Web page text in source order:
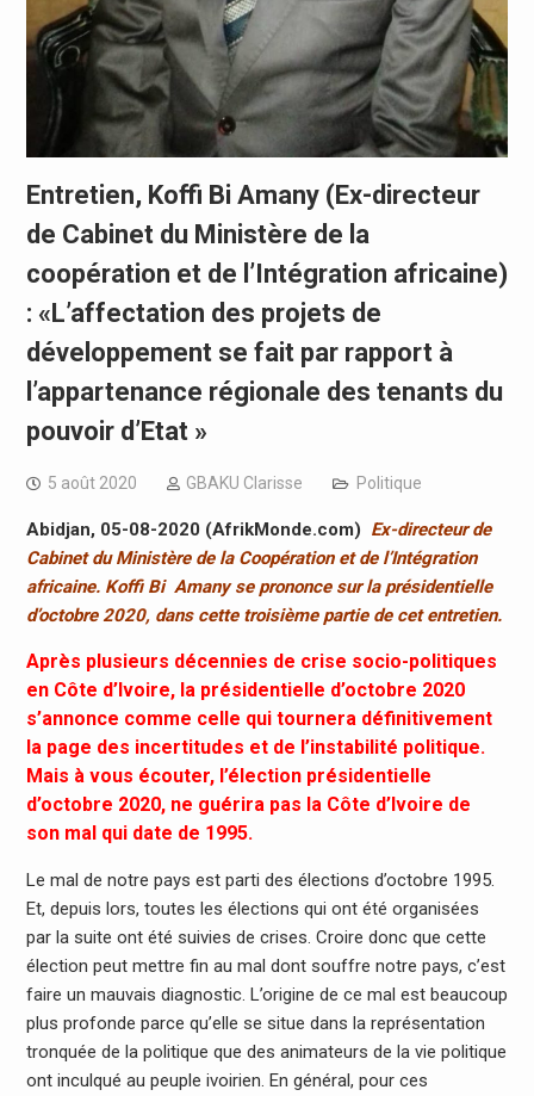
Entretien, Koffi Bi Amany (Ex-directeur
de Cabinet du Ministère de la
coopération et de l’Intégration africaine)
: «L’affectation des projets de
développement se fait par rapport à
l’appartenance régionale des tenants du
pouvoir d’Etat »
5 août 2020 GBAKU Clarisse Politique
Abidjan, 05-08-2020 (AfrikMonde.com) Ex-directeur de
Cabinet du Ministère de la Coopération et de l’Intégration
africaine. Koffi Bi Amany se prononce sur la présidentielle
d’octobre 2020, dans cette troisième partie de cet entretien.
Après plusieurs décennies de crise socio-politiques
en Côte d’Ivoire, la présidentielle d’octobre 2020
s’annonce comme celle qui tournera définitivement
la page des incertitudes et de l’instabilité politique.
Mais à vous écouter, l’élection présidentielle
d’octobre 2020, ne guérira pas la Côte d’Ivoire de
son mal qui date de 1995.
Le mal de notre pays est parti des élections d’octobre 1995.
Et, depuis lors, toutes les élections qui ont été organisées
par la suite ont été suivies de crises. Croire donc que cette
élection peut mettre fin au mal dont souffre notre pays, c’est
faire un mauvais diagnostic. L’origine de ce mal est beaucoup
plus profonde parce qu’elle se situe dans la représentation
tronquée de la politique que des animateurs de la vie politique
ont inculqué au peuple ivoirien. En général, pour ces